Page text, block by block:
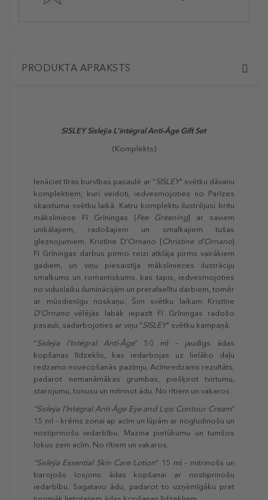
PRODUKTA APRAKSTS
SISLEY Sisleÿa L’intégral Anti-Âge Gift Set
(Komplekts)
Ienāciet tīras burvības pasaulē ar “SISLEY” svētku dāvanu
komplektiem, kuri veidoti, iedvesmojoties no Parīzes
skaistuma svētku laikā. Katru komplektu ilustrējusi britu
māksliniece Fī Grīningas [Fee Greening] ar saviem
unikālajiem, radošajiem un smalkajiem tušas
gleznojumiem. Kristīne D’Ornano [ Christine d’Ornano]
Fī Grīningas darbus pirmo reizi atklāja pirms vairākiem
gadiem, un viņu piesaistīja mākslinieces ilustrāciju
smalkums un romantiskums, kas tapis, iedvesmojoties
no viduslaiku iluminācijām un prerafaelītu darbiem, tomēr
ar mūsdienīgu noskaņu. Šim svētku laikam Kristīne
D’Ornano vēlējās labāk iepazīt Fī Grīningas radošo
pasauli, sadarbojoties ar viņu “SISLEY” svētku kampaņā.
“Sisleÿa l'Intégral Anti-Âge” 50 ml – jaudīgs ādas
kopšanas līdzeklis, kas iedarbojas uz lielāko daļu
redzamo novecošanās pazīmju. Acīmredzams rezultāts,
padarot nemanāmākas grumbas, piešķirot tvirtumu,
starojumu, tonusu un mitrinot ādu. No rītiem un vakaros.
“Sisleÿa l'Intégral Anti-Âge Eye and Lips Contour Cream”
15 ml – krēms zonai ap acīm un lūpām ar nogludinošu un
nostiprinošu iedarbību. Mazina pietūkumu un tumšos
lokus zem acīm. No rītiem un vakaros.
“Sisleÿa Essential Skin Care Lotion” 15 ml – mitrinošs un
barojošs losjons ādas kopšanai ar nostiprinošu
iedarbību. Sagatavo ādu, padarot to uzņēmīgāku pret